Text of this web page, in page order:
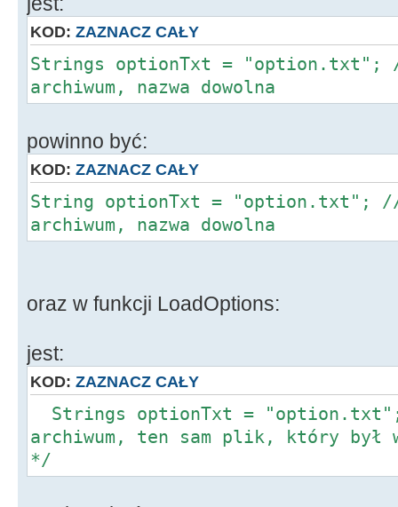
operacji */
delete mStream ;
deleteLoadArchiver;
KOD: ZAZNACZ CAŁY
Strings optionTxt = "option.txt";
archiwum, nazwa dowolna
powinno być:
KOD: ZAZNACZ CAŁY
String optionTxt = "option.txt"; //
archiwum, nazwa dowolna
oraz w funkcji LoadOptions:
jest:
KOD: ZAZNACZ CAŁY
Strings optionTxt =
archiwum, ten sam plik, który był
*/